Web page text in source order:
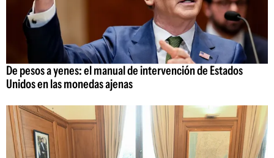
De pesos a yenes: el manual de intervención de Estados
Unidos en las monedas ajenas